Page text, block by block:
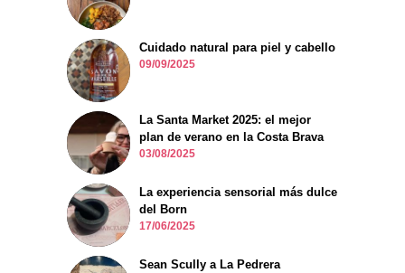
Cuidado natural para piel y cabello
09/09/2025
La Santa Market 2025: el mejor
plan de verano en la Costa Brava
03/08/2025
La experiencia sensorial más dulce
del Born
17/06/2025
Sean Scully a La Pedrera